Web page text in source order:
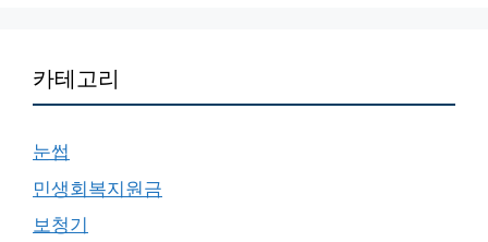
카테고리
눈썹
민생회복지원금
보청기